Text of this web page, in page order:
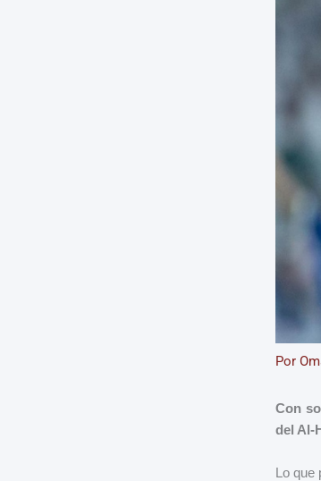
Por
Con
del Al-
Lo que